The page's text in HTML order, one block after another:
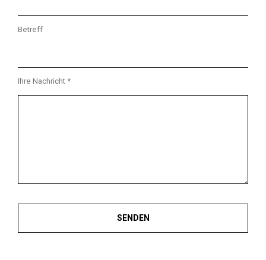
Betreff
Ihre Nachricht *